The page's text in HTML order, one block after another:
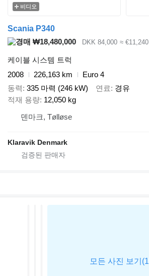
비디오
Scania P340
₩18,480,000
DKK 84,000 ≈ €11,240
케이블 시스템 트럭
2008
226,163 km
Euro 4
동력 335 마력 (246 kW) 연료
경유
적재 용량 12,050 kg
덴마크, Tølløse
Klaravik Denmark